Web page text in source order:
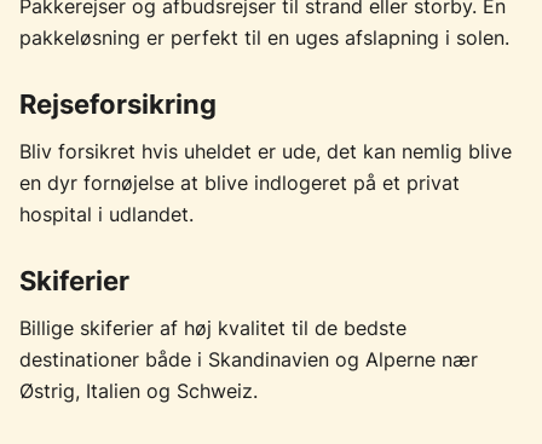
Pakkerejser og afbudsrejser til strand eller storby. En
pakkeløsning er perfekt til en uges afslapning i solen.
Rejseforsikring
Bliv forsikret hvis uheldet er ude, det kan nemlig blive
en dyr fornøjelse at blive indlogeret på et privat
hospital i udlandet.
Skiferier
Billige skiferier af høj kvalitet til de bedste
destinationer både i Skandinavien og Alperne nær
Østrig, Italien og Schweiz.